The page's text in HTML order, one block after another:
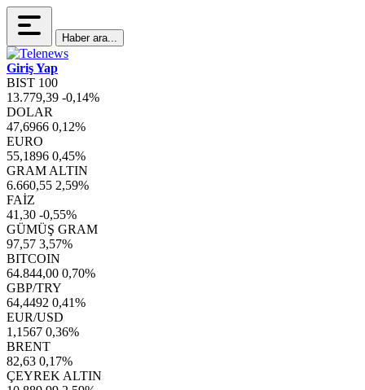
Haber ara...
Giriş Yap
BIST 100
13.779,39 -0,14%
DOLAR
47,6966 0,12%
EURO
55,1896 0,45%
GRAM ALTIN
6.660,55 2,59%
FAİZ
41,30 -0,55%
GÜMÜŞ GRAM
97,57 3,57%
BITCOIN
64.844,00 0,70%
GBP/TRY
64,4492 0,41%
EUR/USD
1,1567 0,36%
BRENT
82,63 0,17%
ÇEYREK ALTIN